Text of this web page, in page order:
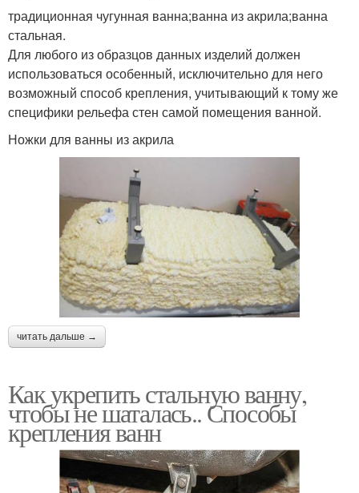
традиционная чугунная ванна;ванна из акрила;ванна
стальная.
Для любого из образцов данных изделий должен
использоваться особенный, исключительно для него
возможный способ крепления, учитывающий к тому же
специфики рельефа стен самой помещения ванной.
Ножки для ванны из акрила
читать дальше →
Как укрепить стальную ванну,
чтобы не шаталась.. Способы
крепления ванн